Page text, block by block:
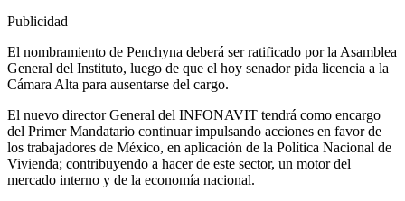
Publicidad
El nombramiento de Penchyna deberá ser ratificado por la Asamblea
General del Instituto, luego de que el hoy senador pida licencia a la
Cámara Alta para ausentarse del cargo.
El nuevo director General del INFONAVIT tendrá como encargo
del Primer Mandatario continuar impulsando acciones en favor de
los trabajadores de México, en aplicación de la Política Nacional de
Vivienda; contribuyendo a hacer de este sector, un motor del
mercado interno y de la economía nacional.